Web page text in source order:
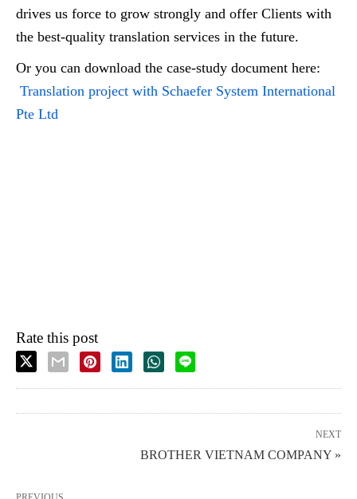
drives us force to grow strongly and offer Clients with
the best-quality translation services in the future.
Or you can download the case-study document here:
Translation project with Schaefer System International
Pte Ltd
Rate this post
NEXT
BROTHER VIETNAM COMPANY »